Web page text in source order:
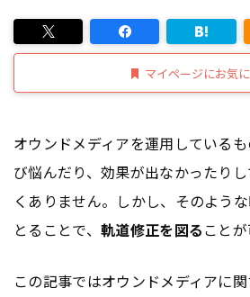
マイページにお気
オウンドメディアを運用している
び悩んだり、効果が出なかったり
くありません。しかし、そのよう
とることで、 軌道修正を図ることが
この記事ではオウンドメディアに